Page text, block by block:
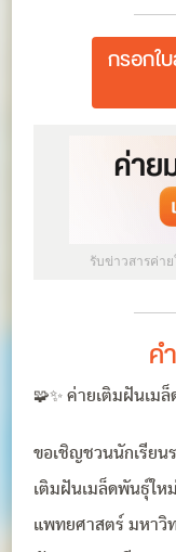
กรอกใ
รับข่าวสารค่าย
ค
🧩✨ ค่ายเติมฝันเม
ขอเชิญชวนนักเรียน
เติมฝันเมล็ดพันธุ์ให
แพทยศาสตร์ มหาวิ